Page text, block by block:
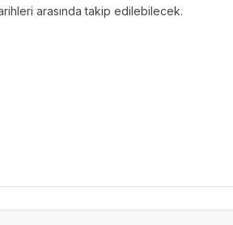
arasında takip edilebilecek.